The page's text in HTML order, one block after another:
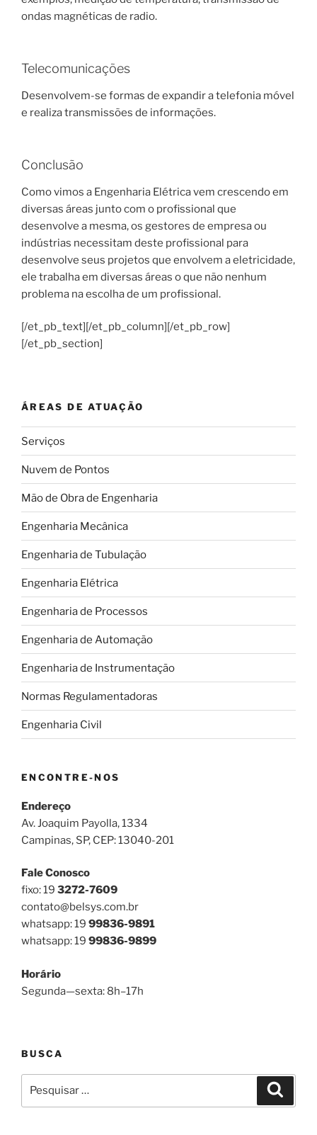
ondas magnéticas de radio.
Telecomunicações
Desenvolvem-se formas de expandir a telefonia móvel
e realiza transmissões de informações.
Conclusão
Como vimos a Engenharia Elétrica vem crescendo em
diversas áreas junto com o profissional que
desenvolve a mesma, os gestores de empresa ou
indústrias necessitam deste profissional para
desenvolve seus projetos que envolvem a eletricidade,
ele trabalha em diversas áreas o que não nenhum
problema na escolha de um profissional.
[/et_pb_text][/et_pb_column][/et_pb_row]
[/et_pb_section]
ÁREAS DE ATUAÇÃO
Serviços
Nuvem de Pontos
Mão de Obra de Engenharia
Engenharia Mecânica
Engenharia de Tubulação
Engenharia Elétrica
Engenharia de Processos
Engenharia de Automação
Engenharia de Instrumentação
Normas Regulamentadoras
Engenharia Civil
ENCONTRE-NOS
Endereço
Av. Joaquim Payolla, 1334
Campinas, SP, CEP: 13040-201
Fale Conosco
fixo: 19 3272-7609
contato@belsys.com.br
whatsapp: 19 99836-9891
whatsapp: 19 99836-9899
Horário
Segunda—sexta: 8h–17h
BUSCA
por: